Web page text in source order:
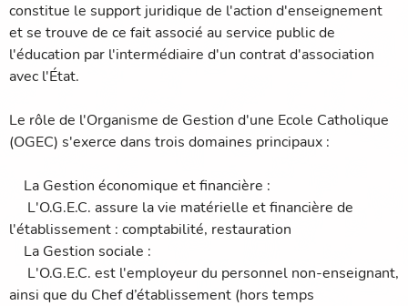
constitue le support juridique de l'action d'enseignement
et se trouve de ce fait associé au service public de
l'éducation par l'intermédiaire d'un contrat d'association
avec l'État.
Le rôle de l'Organisme de Gestion d'une Ecole Catholique
(OGEC) s'exerce dans trois domaines principaux :
La Gestion économique et financière :
L'O.G.E.C. assure la vie matérielle et financière de
l'établissement : comptabilité, restauration
La Gestion sociale :
L'O.G.E.C. est l'employeur du personnel non-enseignant,
ainsi que du Chef d’établissement (hors temps